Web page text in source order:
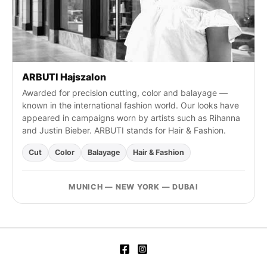
ARBUTI Hajszalon
Awarded for precision cutting, color and balayage —
known in the international fashion world. Our looks have
appeared in campaigns worn by artists such as Rihanna
and Justin Bieber. ARBUTI stands for Hair & Fashion.
Cut Color Balayage Hair & Fashion
MUNICH — NEW YORK — DUBAI